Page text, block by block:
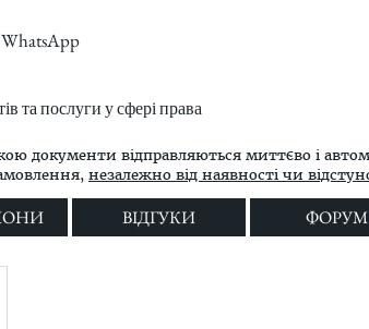
WhatsApp
та послуги у сфері права
документи відправляються миттєво і
незалежно від наявності чи
ВІДГУКИ ФОРУМ